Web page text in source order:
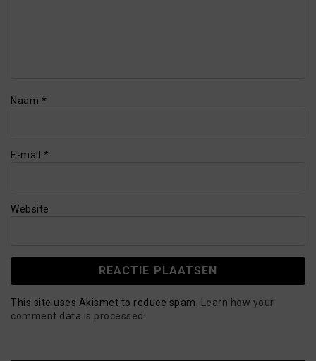
Naam *
E-mail *
Website
This site uses Akismet to reduce spam. Learn how your
comment data is processed.